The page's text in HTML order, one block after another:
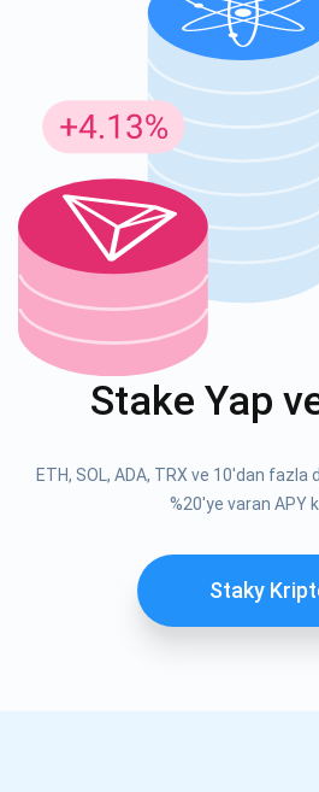
Stake Yap
ETH, SOL, ADA, TRX ve 10'dan fazla
%20'ye varan APY
Staky
ABONE
support@atomicwallet.io
YouTube'umuza
Güncellemeler
En son proje güncellemelerini ve
siz olun